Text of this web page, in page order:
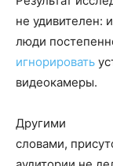
не удивителен:
люди
игнорировать
видеокамеры.
Другими
словами,